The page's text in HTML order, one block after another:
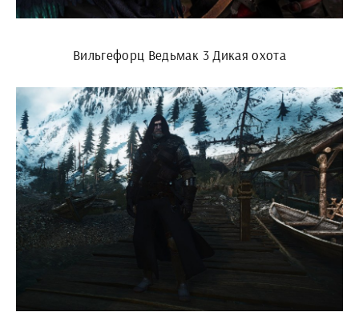
Вильгефорц Ведьмак 3 Дикая охота